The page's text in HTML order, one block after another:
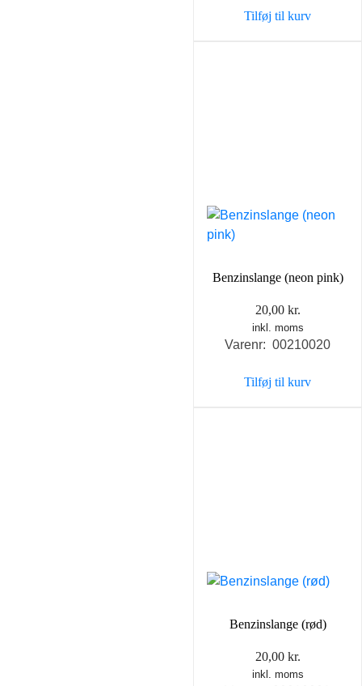
Tilføj til kurv
Benzinslange (neon pink)
20,00 kr.
inkl. moms
Varenr: 00210020
Tilføj til kurv
Benzinslange (rød)
20,00 kr.
inkl. moms